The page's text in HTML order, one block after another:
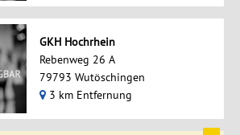
GKH Hochrhein
Rebenweg 26 A
79793 Wutöschingen
3 km Entfernung